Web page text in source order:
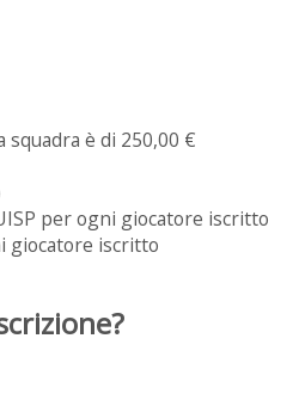
è di 250,00 €
per ogni giocatore iscritto
giocatore iscritto